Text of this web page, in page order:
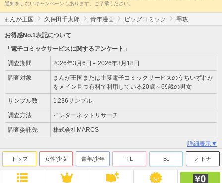
通知をしないキャンペーンもあります。ご了承ください。
まんが王国 久保田千太郎 青年漫画 ビッグコミック 墨攻
お得感No.1表記について
「電子コミックサービスに関するアンケート」
調査期間 2026年3月6日～2026年3月18日
調査対象
まんが王国または主要電子コミックサービスのうちいずれか
をメイン且つ有料で利用している20歳～69歳の男女
サンプル数 1,236サンプル
調査方法 インターネットリサーチ
調査委託先 株式会社MARCS
詳細表示▼
トップ 女性/少女 青年/少年 TL BL オトナ